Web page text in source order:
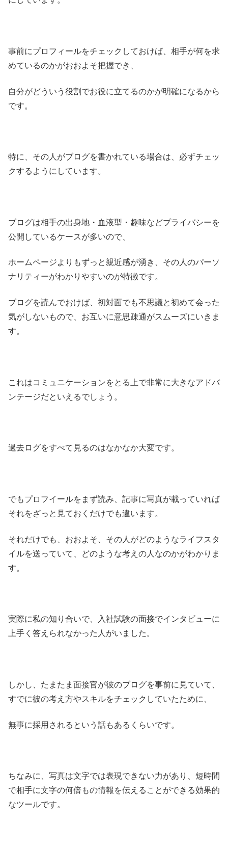
事前にプロフィールをチェックしておけば、相手が何を求
めているのかがおおよそ把握でき、
自分がどういう役割でお役に立てるのかが明確になるから
です。
特に、その人がブログを書かれている場合は、必ずチェッ
クするようにしています。
ブログは相手の出身地・血液型・趣味などプライバシーを
公開しているケースが多いので、
ホームページよりもずっと親近感が湧き、その人のパーソ
ナリティーがわかりやすいのが特徴です。
ブログを読んでおけば、初対面でも不思議と初めて会った
気がしないもので、お互いに意思疎通がスムーズにいきま
す。
これはコミュニケーションをとる上で非常に大きなアドバ
ンテージだといえるでしょう。
過去ログをすべて見るのはなかなか大変です。
でもプロフイールをまず読み、記事に写真が載っていれば
それをざっと見ておくだけでも違います。
それだけでも、おおよそ、その人がどのようなライフスタ
イルを送っていて、どのような考えの人なのかがわかりま
す。
実際に私の知り合いで、入社試験の面接でインタビューに
上手く答えられなかった人がいました。
しかし、たまたま面接官が彼のブログを事前に見ていて、
すでに彼の考え方やスキルをチェックしていたために、
無事に採用されるという話もあるくらいです。
ちなみに、写真は文字では表現できない力があり、短時間
で相手に文字の何倍もの情報を伝えることができる効果的
なツールです。